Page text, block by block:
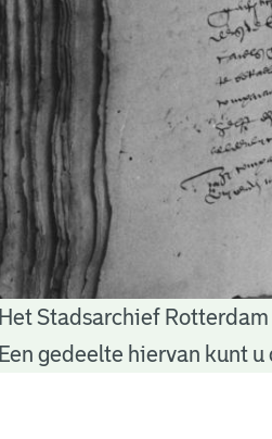
Het Stadsarchief
Een gedeelte hiervan kunt